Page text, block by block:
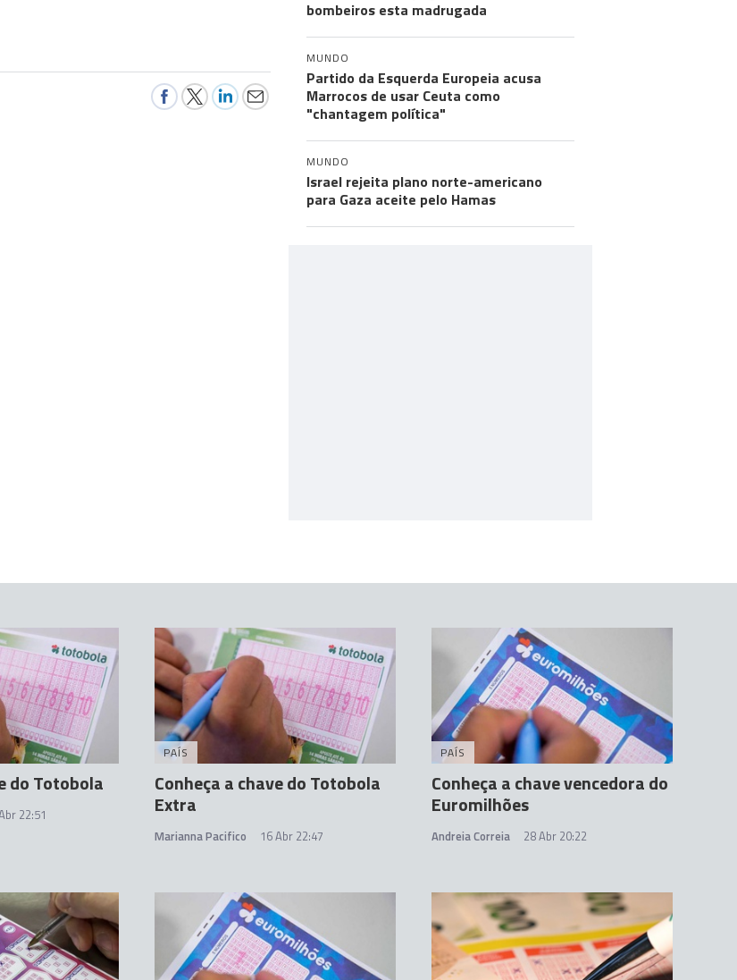
bombeiros esta madrugada
MUNDO
Partido da Esquerda Europeia acusa
Marrocos de usar Ceuta como
"chantagem política"
MUNDO
Israel rejeita plano norte-americano
para Gaza aceite pelo Hamas
do Totobola
22:51
PAÍS
Conheça a chave do Totobola
Extra
Marianna Pacifico 16 Abr 22:47
PAÍS
Conheça a chave vencedora do
Euromilhões
Andreia Correia 28 Abr 20:22